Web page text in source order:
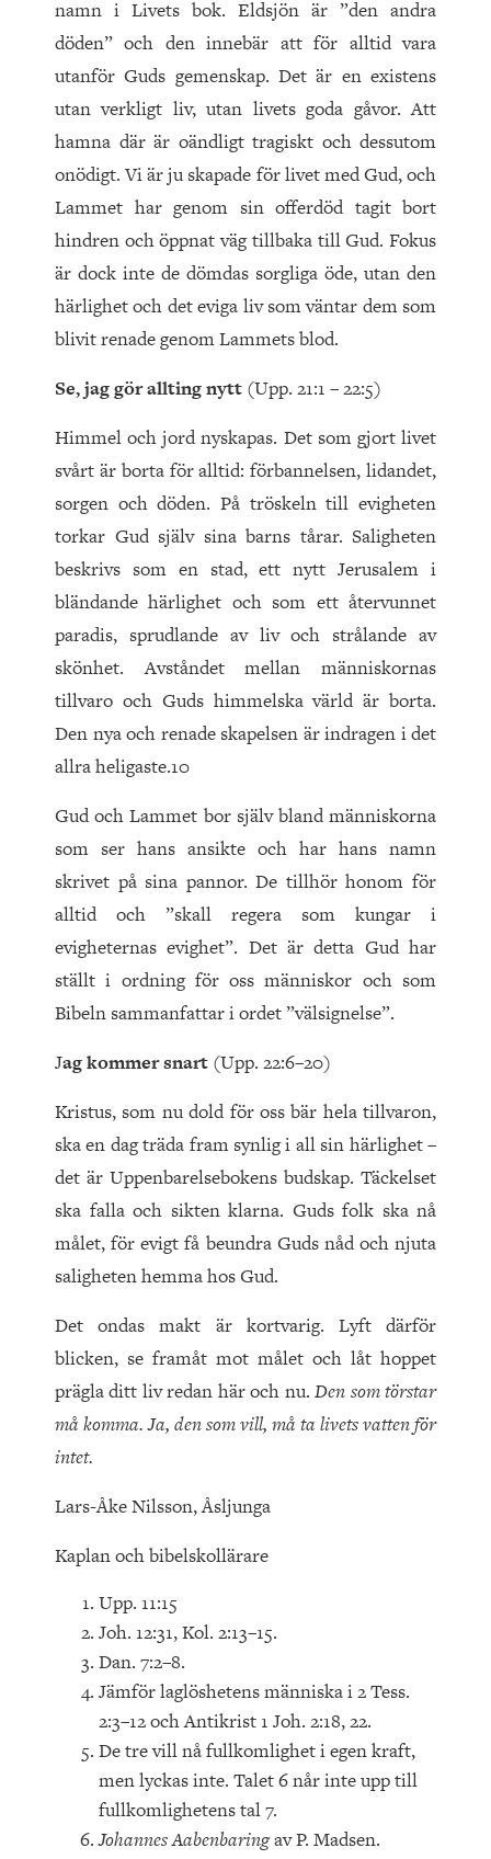
namn i Livets bok. Eldsjön är ”den andra
döden” och den innebär att för alltid vara
utanför Guds gemenskap. Det är en existens
utan verkligt liv, utan livets goda gåvor. Att
hamna där är oändligt tragiskt och dessutom
onödigt. Vi är ju skapade för livet med Gud, och
Lammet har genom sin offerdöd tagit bort
hindren och öppnat väg tillbaka till Gud. Fokus
är dock inte de dömdas sorgliga öde, utan den
härlighet och det eviga liv som väntar dem som
blivit renade genom Lammets blod.
Se, jag gör allting nytt (Upp. 21:1 – 22:5)
Himmel och jord nyskapas. Det som gjort livet
svårt är borta för alltid: förbannelsen, lidandet,
sorgen och döden. På tröskeln till evigheten
torkar Gud själv sina barns tårar. Saligheten
beskrivs som en stad, ett nytt Jerusalem i
bländande härlighet och som ett återvunnet
paradis, sprudlande av liv och strålande av
skönhet. Avståndet mellan människornas
tillvaro och Guds himmelska värld är borta.
Den nya och renade skapelsen är indragen i det
allra heligaste.10
Gud och Lammet bor själv bland människorna
som ser hans ansikte och har hans namn
skrivet på sina pannor. De tillhör honom för
alltid och ”skall regera som kungar i
evigheternas evighet”. Det är detta Gud har
ställt i ordning för oss människor och som
Bibeln sammanfattar i ordet ”välsignelse”.
Jag kommer snart (Upp. 22:6–20)
Kristus, som nu dold för oss bär hela tillvaron,
ska en dag träda fram synlig i all sin härlighet –
det är Uppenbarelsebokens budskap. Täckelset
ska falla och sikten klarna. Guds folk ska nå
målet, för evigt få beundra Guds nåd och njuta
saligheten hemma hos Gud.
Det ondas makt är kortvarig. Lyft därför
blicken, se framåt mot målet och låt hoppet
prägla ditt liv redan här och nu.Den som törstar
må komma. Ja, den som vill, må ta livets vatten för
intet.
Lars-Åke Nilsson, Åsljunga
Kaplan och bibelskollärare
Upp. 11:15
Joh. 12:31, Kol. 2:13–15.
Dan. 7:2–8.
Jämför laglöshetens människa i 2 Tess.
2:3–12 och Antikrist 1 Joh. 2:18, 22.
De tre vill nå fullkomlighet i egen kraft,
men lyckas inte. Talet 6 når inte upp till
fullkomlighetens tal 7.
Johannes Aabenbaringav P. Madsen.